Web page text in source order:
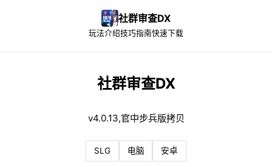
社群审查DX
玩法介绍技巧指南快速下载
社群审查DX
v4.0.13,官中步兵版拷贝
SLG 电脑 安卓